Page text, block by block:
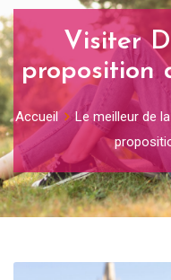
Visiter
proposition
Accueil Le meilleur de